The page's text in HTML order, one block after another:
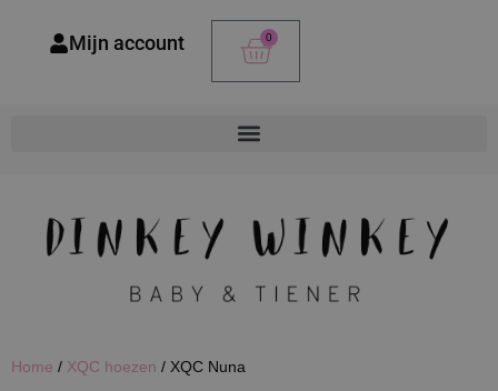
Mijn account 0
Home / XQC hoezen / XQC Nuna